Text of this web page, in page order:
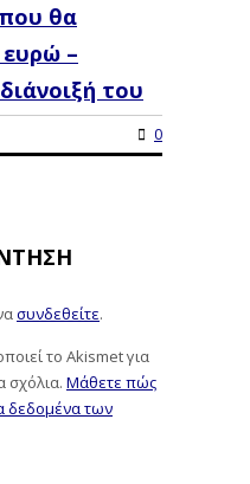
θα
ευρώ –
του
0
συνδεθείτε.
το Akismet για
σχόλια. Μάθετε πώς
δεδομένα των